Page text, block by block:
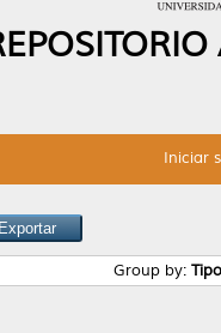
Iniciar
Group by: